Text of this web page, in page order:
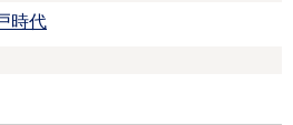
時代